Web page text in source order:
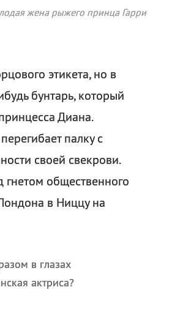
жена рыжего принца Гарри
этикета, но в
бунтарь, который
Диана.
палку с
своей свекрови.
гнетом общественного
в Ниццу на
в глазах
актриса?